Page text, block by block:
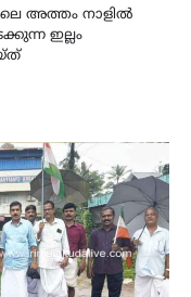
അത്തം നാളിൽ
ഇല്ലം